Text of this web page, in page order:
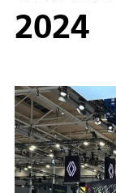
2024